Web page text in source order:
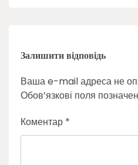
Залишити відповідь
Ваша e-mail адреса не
Обов’язкові поля
Коментар *